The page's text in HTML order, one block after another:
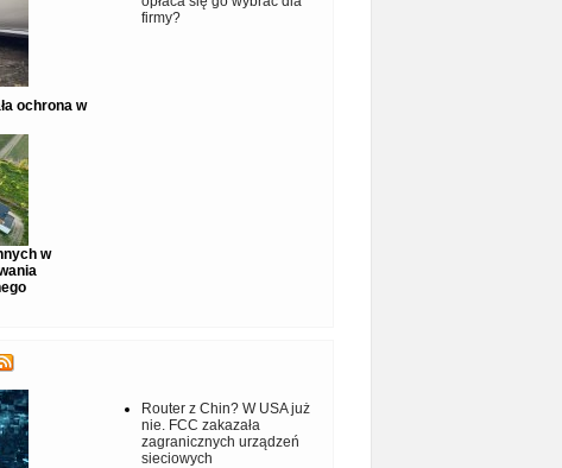
ochrona w
w
firmy?
Router z Chin? W USA już
nie. FCC zakazała
zagranicznych urządzeń
sieciowych